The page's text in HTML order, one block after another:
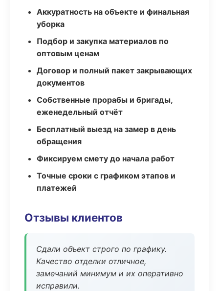
Аккуратность на объекте и финальная
уборка
Подбор и закупка материалов по
оптовым ценам
Договор и полный пакет закрывающих
документов
Собственные прорабы и бригады,
еженедельный отчёт
Бесплатный выезд на замер в день
обращения
Фиксируем смету до начала работ
Точные сроки с графиком этапов и
платежей
Отзывы клиентов
Сдали объект строго по графику.
Качество отделки отличное,
замечаний минимум и их оперативно
исправили.